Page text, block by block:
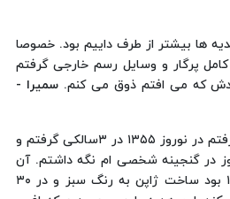
ها بیشتر از طرف داییم بود. خصوصا
پرگار و وسایل رسم خارجی گرفتم
که می افتم ذوق می کنم.سمیرا -
نخستین هدیه نوروزی که گرفتم در نوروز ۱۳۵۵ در ۳سالکی گرفتم و
در گنجینه شخصی ام نگه داشتم. آن
هدیه تانک جنگی مدل ۱۹۴۵ بود ساخت ژاپن به رنگ سبز و در ۳۰